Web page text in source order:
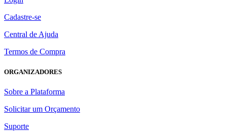
Cadastre-se
Central de Ajuda
Termos de Compra
ORGANIZADORES
Sobre a Plataforma
Solicitar um Orçamento
Suporte